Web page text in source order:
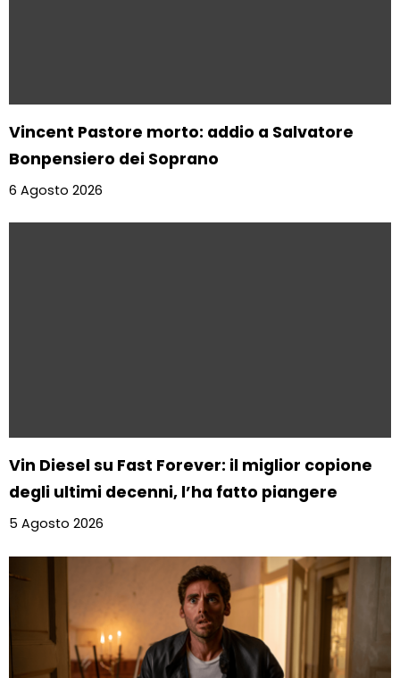
Vincent Pastore morto: addio a Salvatore
Bonpensiero dei Soprano
6 Agosto 2026
Vin Diesel su Fast Forever: il miglior copione
degli ultimi decenni, l’ha fatto piangere
5 Agosto 2026